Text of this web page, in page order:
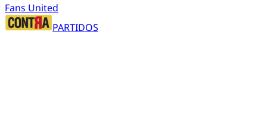
Fans United
PARTIDOS